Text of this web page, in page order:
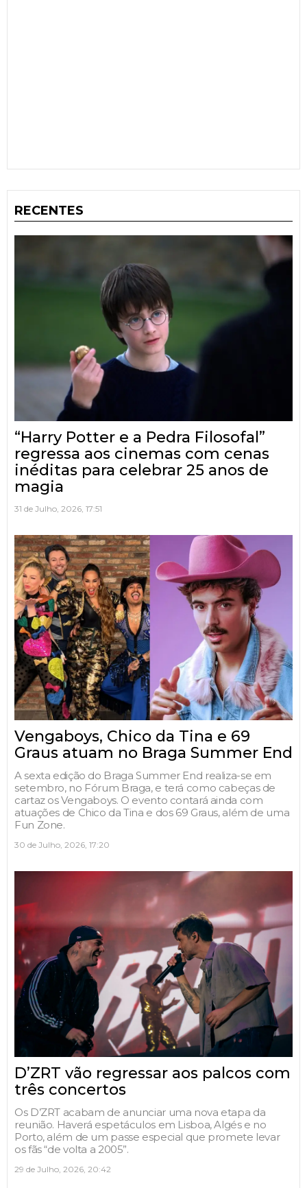
RECENTES
“Harry Potter e a Pedra Filosofal”
regressa aos cinemas com cenas
inéditas para celebrar 25 anos de
magia
31 de Julho, 2026, 17:51
Vengaboys, Chico da Tina e 69
Graus atuam no Braga Summer End
A sexta edição do Braga Summer End realiza-se em
setembro, no Fórum Braga, e terá como cabeças de
cartaz os Vengaboys. O evento contará ainda com
atuações de Chico da Tina e dos 69 Graus, além de uma
Fun Zone.
30 de Julho, 2026, 17:20
D’ZRT vão regressar aos palcos com
três concertos
Os D’ZRT acabam de anunciar uma nova etapa da
reunião. Haverá espetáculos em Lisboa, Algés e no
Porto, além de um passe especial que promete levar
os fãs “de volta a 2005”.
29 de Julho, 2026, 20:42